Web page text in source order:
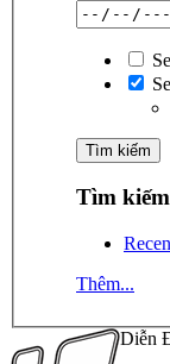
Tìm
Thêm...
Diễn